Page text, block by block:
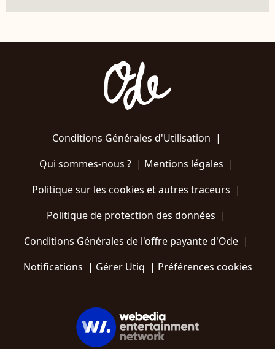
Conditions Générales d'Utilisation |
Qui sommes-nous ?| Mentions légales |
Politique sur les cookies et autres traceurs |
Politique de protection des données |
Conditions Générales de l'offre payante d'Ode |
Notifications | Gérer Utiq | Préférences cookies